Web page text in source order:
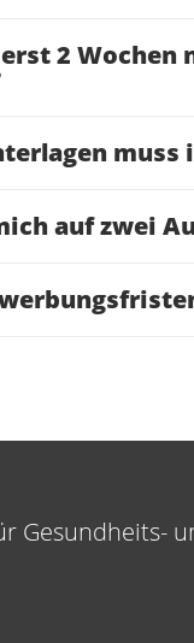
2 Wochen
muss
auf zwei
Gesundheits-